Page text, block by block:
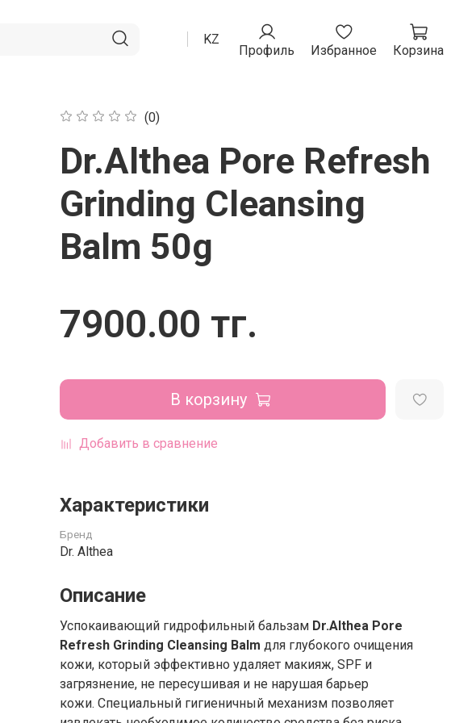
KZ
Профиль Избранное Корзина
(0)
Dr.Althea Pore Refresh
Grinding Cleansing
Balm 50g
7900.00 тг.
В корзину
Добавить в сравнение
Характеристики
Бренд
Dr. Althea
Описание
Успокаивающий гидрофильный бальзам Dr.Althea Pore
Refresh Grinding Cleansing Balm для глубокого очищения
кожи, который эффективно удаляет макияж, SPF и
загрязнение, не пересушивая и не нарушая барьер
кожи. Специальный гигиеничный механизм позволяет